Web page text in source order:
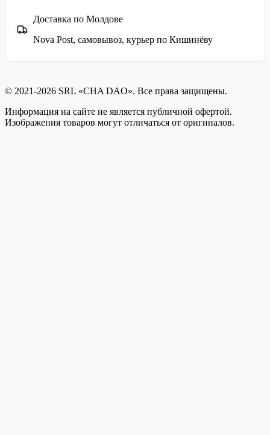
Доставка по Молдове
Nova Post, самовывоз, курьер по Кишинёву
© 2021-2026 SRL «CHA DAO». Все права защищены.
Информация на сайте не является публичной офертой.
Изображения товаров могут отличаться от оригиналов.